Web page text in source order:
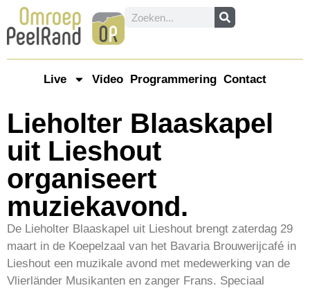
Live Video Programmering Contact
Lieholter Blaaskapel
uit Lieshout
organiseert
muziekavond.
De Lieholter Blaaskapel uit Lieshout brengt zaterdag 29
maart in de Koepelzaal van het Bavaria Brouwerijcafé in
Lieshout een muzikale avond met medewerking van de
Vlierländer Musikanten en zanger Frans. Speciaal